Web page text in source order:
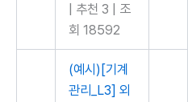
추천 3
조
회 18592
(예시)[기계
관리_L3] 외